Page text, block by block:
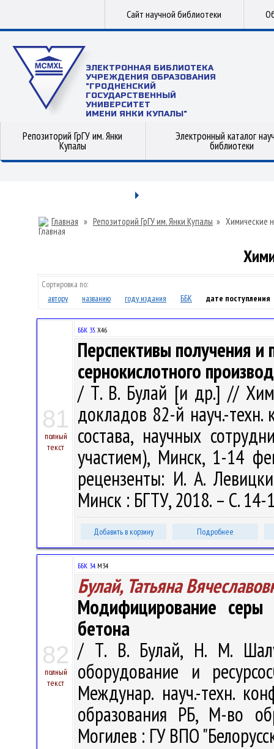
Сайт научной библиотеки
ЭЛЕКТРОННАЯ БИБЛИОТЕКА
УЧРЕЖДЕНИЯ ОБРАЗОВАНИЯ
"ГРОДНЕНСКИЙ
ГОСУДАРСТВЕННЫЙ
УНИВЕРСИТЕТ
ИМЕНИ ЯНКИ КУПАЛЫ"
Репозиторий ГрГУ им. Янки
Купалы
Электронный каталог
библиотеки
Главная » Репозиторий ГрГУ им. Янки Купалы » Химические
Сортировка по:
автору
названию году издания ББК дате поступления
81
полный
текст
ББК 35.Х46
Перспективы получения
сернокислотного
/ Т. В. Булай [и др.] //
докладов 82-й науч.-техн.
состава, научных
участием), Минск, 1-14
рецензенты: И. А.
Минск : БГТУ, 2018. – С. 14-
Добавить в корзину Подробнее
82
полный
текст
ББК 34.М34
Булай, Татьяна
Модифицирование
бетона
/ Т. В. Булай, Н. М.
оборудование и
Междунар. науч.-техн.
образования РБ, М-во
Могилев : ГУ ВПО